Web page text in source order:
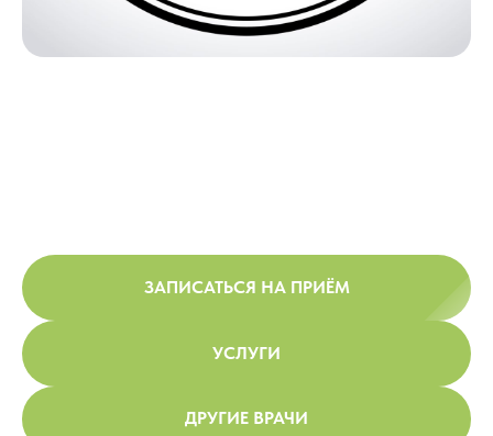
ЗАПИСАТЬСЯ НА ПРИЁМ
УСЛУГИ
ДРУГИЕ ВРАЧИ